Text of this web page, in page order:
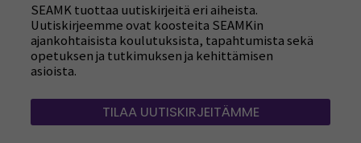
SEAMK tuottaa uutiskirjeitä eri aiheista.
Uutiskirjeemme ovat koosteita SEAMKin
ajankohtaisista koulutuksista, tapahtumista sekä
opetuksen ja tutkimuksen ja kehittämisen
asioista.
TILAA UUTISKIRJEITÄMME